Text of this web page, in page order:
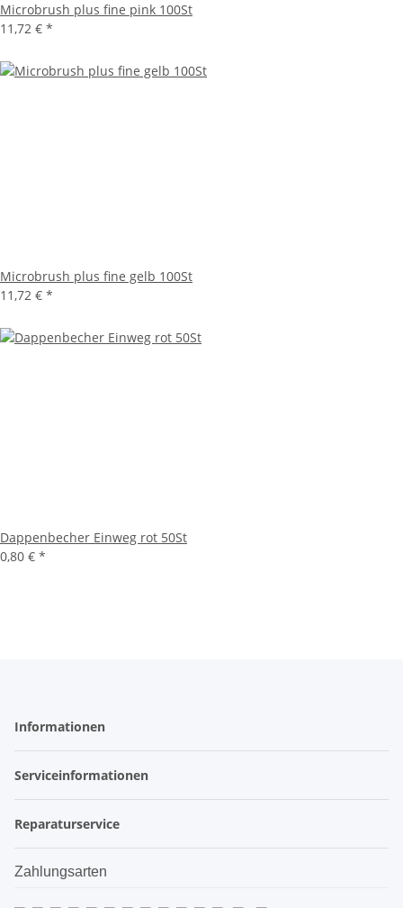
Microbrush plus fine pink 100St
11,72 € *
Microbrush plus fine gelb 100St
11,72 € *
Dappenbecher Einweg rot 50St
0,80 € *
Informationen
Serviceinformationen
Reparaturservice
Zahlungsarten